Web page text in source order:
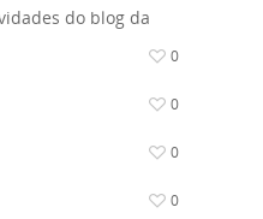
do blog da
0
0
0
0